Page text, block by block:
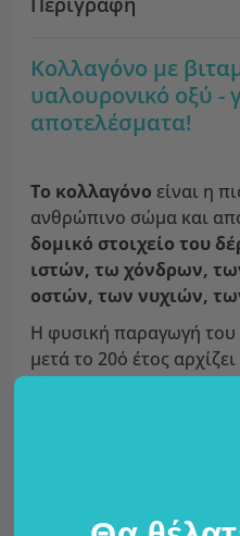
Κολλαγόνο με
υαλουρονικό οξύ -
αποτελέσματα!
Το κολλαγόνο είναι η
ανθρώπινο σώμα και
δομικό στοιχείο του
ιστών, τω χόνδρων,
οστών, των νυχιών,
Η φυσική παραγωγή
μετά το 20ό έτος
το οποίο